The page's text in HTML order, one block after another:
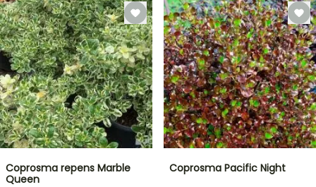
Coprosma repens Marble
Queen
Coprosma Pacific Night